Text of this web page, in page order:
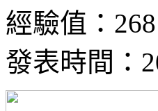
經驗值：
發表時間：